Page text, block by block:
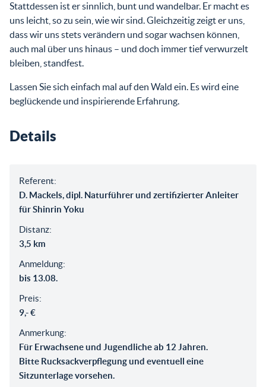
Stattdessen ist er sinnlich, bunt und wandelbar. Er macht es
uns leicht, so zu sein, wie wir sind. Gleichzeitig zeigt er uns,
dass wir uns stets verändern und sogar wachsen können,
auch mal über uns hinaus – und doch immer tief verwurzelt
bleiben, standfest.
Lassen Sie sich einfach mal auf den Wald ein. Es wird eine
beglückende und inspirierende Erfahrung.
Details
Referent:
D. Mackels, dipl. Naturführer und zertifizierter Anleiter
für Shinrin Yoku
Distanz:
3,5 km
Anmeldung:
bis 13.08.
Preis:
9,- €
Anmerkung:
Für Erwachsene und Jugendliche ab 12 Jahren.
Bitte Rucksackverpflegung und eventuell eine
Sitzunterlage vorsehen.